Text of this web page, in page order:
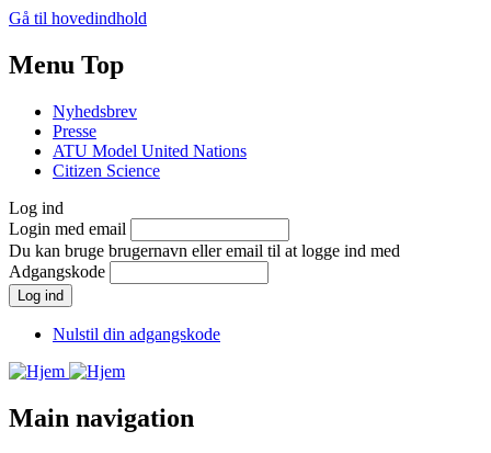
Gå til hovedindhold
Menu Top
Nyhedsbrev
Presse
ATU Model United Nations
Citizen Science
Log ind
Login med email
Du kan bruge brugernavn eller email til at logge ind med
Adgangskode
Nulstil din adgangskode
Main navigation